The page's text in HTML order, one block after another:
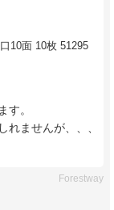
10面 10枚 51295
す。
れませんが、、、
Forestway